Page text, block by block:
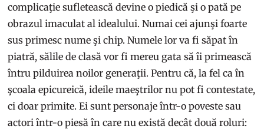
complicaţie sufletească devine o piedică şi o pată pe
obrazul imaculat al idealului. Numai cei ajunşi foarte
sus primesc nume şi chip. Numele lor va fi săpat în
piatră, sălile de clasă vor fi mereu gata să îi primească
întru pilduirea noilor generaţii. Pentru că, la fel ca în
şcoala epicureică, ideile maeştrilor nu pot fi contestate,
ci doar primite. Ei sunt personaje într-o poveste sau
actori într-o piesă în care nu există decât două roluri: